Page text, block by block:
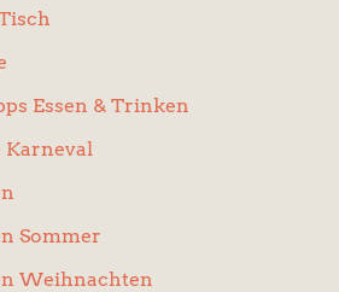
Essen & Trinken
Karneval
Sommer
Weihnachten